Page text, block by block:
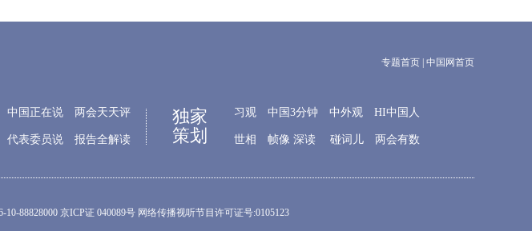
专题首页 中国网首页
中国正在说 两会天天评
代表委员说 报告全解读
独家
策划
习观 中国3分钟 中外观 HI中国人
世相 帧像 深读 碰词儿 两会有数
88828000 京ICP证 040089号 网络传播视听节目许可证号:0105123